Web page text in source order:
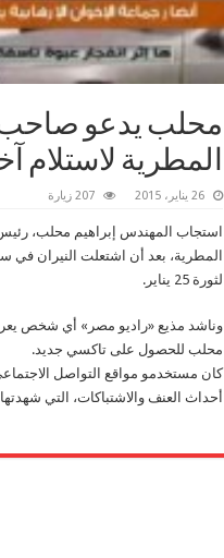
محلب يدعو صاحب
المطرية لاستلام
26 يناير، 2015 207 زيارة
استجاب المهندس إبراهيم محلب،
لثورة 25 يناير.
وناشد مذيع «راديو مصر» أي شخص
محلب للحصول على تاكسي جديد.
كان مستخدمو مواقع التواصل
أحداث العنف والاشتباكات، التي شهدتها الذكرى